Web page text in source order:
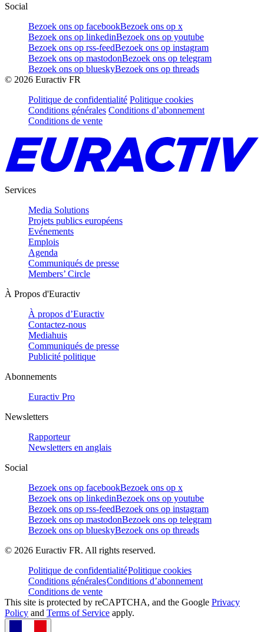
Social
Bezoek ons op facebookBezoek ons op x
Bezoek ons op linkedinBezoek ons op youtube
Bezoek ons op rss-feedBezoek ons op instagram
Bezoek ons op mastodonBezoek ons op telegram
Bezoek ons op blueskyBezoek ons op threads
© 2026 Euractiv FR
Politique de confidentialité Politique cookies
Conditions générales Conditions d’abonnement
Conditions de vente
Services
Media Solutions
Projets publics européens
Evénements
Emplois
Agenda
Communiqués de presse
Members’ Circle
À Propos d'Euractiv
À propos d’Euractiv
Contactez-nous
Mediahuis
Communiqués de presse
Publicité politique
Abonnements
Euractiv Pro
Newsletters
Rapporteur
Newsletters en anglais
Social
Bezoek ons op facebookBezoek ons op x
Bezoek ons op linkedinBezoek ons op youtube
Bezoek ons op rss-feedBezoek ons op instagram
Bezoek ons op mastodonBezoek ons op telegram
Bezoek ons op blueskyBezoek ons op threads
© 2026 Euractiv FR. All rights reserved.
Politique de confidentialitéPolitique cookies
Conditions généralesConditions d’abonnement
Conditions de vente
This site is protected by reCAPTCHA, and the Google Privacy
Policy and Terms of Service apply.